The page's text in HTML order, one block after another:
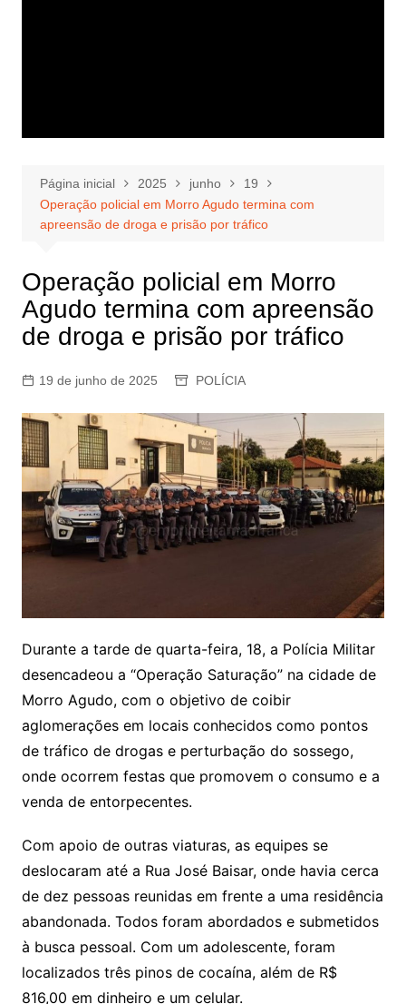
Página inicial 2025 junho
19
Operação policial em Morro Agudo termina com
apreensão de droga e prisão por tráfico
Operação policial em Morro
Agudo termina com apreensão
de droga e prisão por tráfico
19 de junho de 2025 POLÍCIA
Durante a tarde de quarta-feira, 18, a Polícia Militar
desencadeou a “Operação Saturação” na cidade de
Morro Agudo, com o objetivo de coibir
aglomerações em locais conhecidos como pontos
de tráfico de drogas e perturbação do sossego,
onde ocorrem festas que promovem o consumo e a
venda de entorpecentes.
Com apoio de outras viaturas, as equipes se
deslocaram até a Rua José Baisar, onde havia cerca
de dez pessoas reunidas em frente a uma residência
abandonada. Todos foram abordados e submetidos
à busca pessoal. Com um adolescente, foram
localizados três pinos de cocaína, além de R$
816,00 em dinheiro e um celular.